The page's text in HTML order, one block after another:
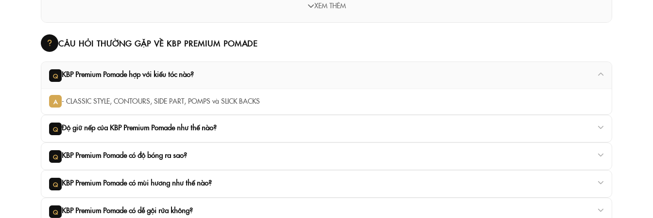
XEM THÊM
CÂU HỎI THƯỜNG GẶP VỀ KBP PREMIUM POMADE
Q KBP Premium Pomade hợp với kiểu tóc nào?
A - CLASSIC STYLE, CONTOURS, SIDE PART, POMPS và SLICK BACKS
Q Độ giữ nếp của KBP Premium Pomade như thế nào?
Q KBP Premium Pomade có độ bóng ra sao?
Q KBP Premium Pomade có mùi hương như thế nào?
Q KBP Premium Pomade có dễ gội rửa không?